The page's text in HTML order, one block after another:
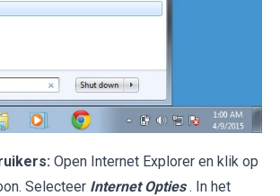
Open Internet Explorer en klik op
Selecteer Internet Opties . In het